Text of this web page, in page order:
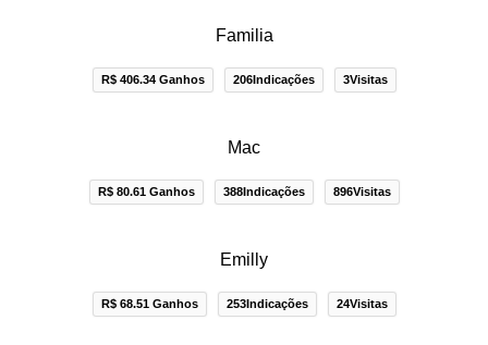
Familia
R$ 406.34 Ganhos 206Indicações 3Visitas
Mac
R$ 80.61 Ganhos 388Indicações 896Visitas
Emilly
R$ 68.51 Ganhos 253Indicações 24Visitas